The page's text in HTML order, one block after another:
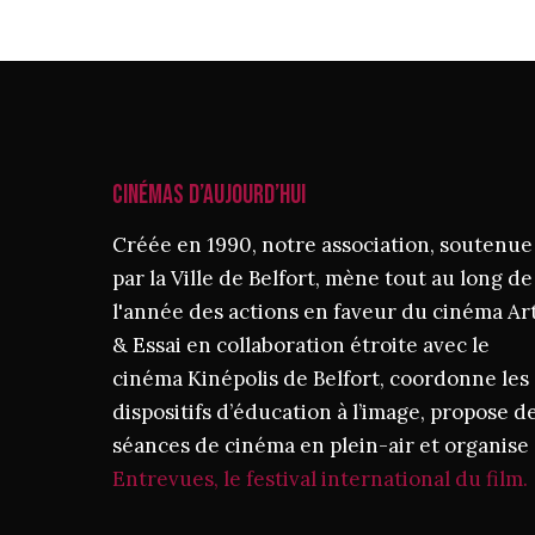
CINÉMAS D’AUJOURD’HUI
Créée en 1990, notre association, soutenue
par la Ville de Belfort, mène tout au long de
l'année des actions en faveur du cinéma
& Essai en collaboration étroite avec le
cinéma Kinépolis de Belfort, coordonne les
dispositifs d’éducation à l’image, propose
séances de cinéma en plein-air et organise
Entrevues, le festival international du film.